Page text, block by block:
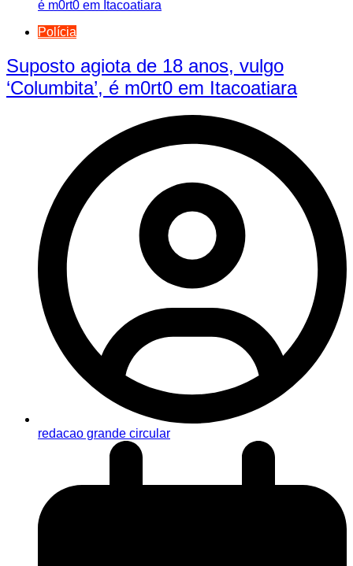
Polícia
Suposto agiota de 18 anos, vulgo
‘Columbita’, é m0rt0 em Itacoatiara
redacao grande circular